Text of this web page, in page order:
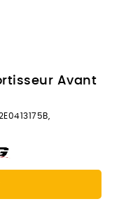
Avant